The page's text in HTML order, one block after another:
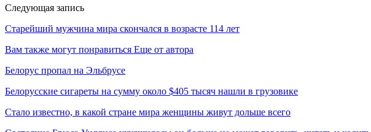
Следующая запись
Старейший мужчина мира скончался в возрасте 114 лет
Вам также могут понравиться Еще от автора
Белорус пропал на Эльбрусе
Белорусские сигареты на сумму около $405 тысяч нашли в грузовике
Стало известно, в какой стране мира женщины живут дольше всего